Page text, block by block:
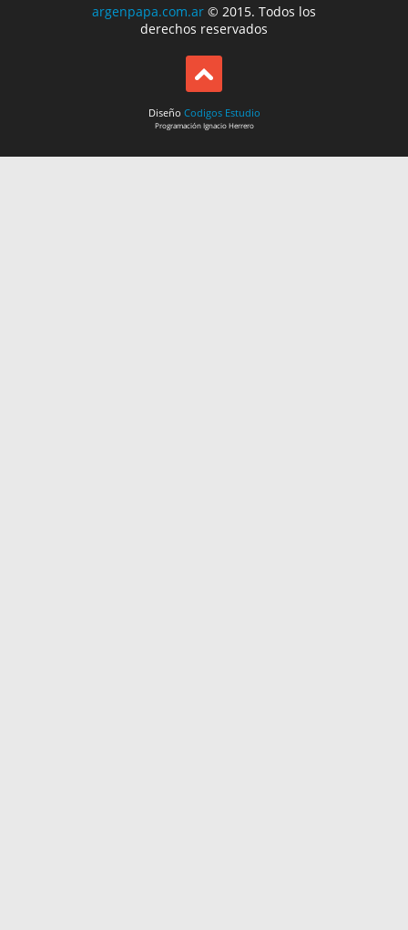
argenpapa.com.ar © 2015. Todos los
derechos reservados
Diseño Codigos Estudio
ProgramaciónIgnacio Herrero